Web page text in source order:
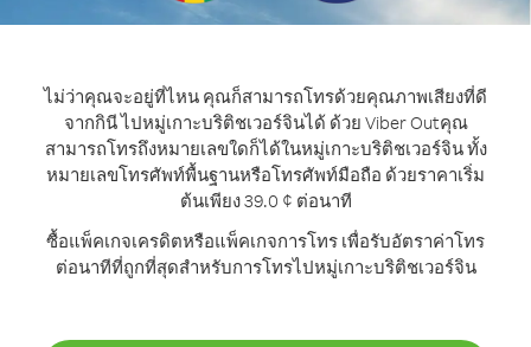
ไม่ว่าคุณจะอยู่ที่ไหน คุณก็สามารถโทรด้วยคุณภาพเสียงที่ดี
จากกินี ไปหมู่เกาะบริติชเวอร์จินได้ ด้วย Viber Outคุณ
สามารถโทรถึงหมายเลขใดก็ได้ในหมู่เกาะบริติชเวอร์จิน ทั้ง
หมายเลขโทรศัพท์พื้นฐานหรือโทรศัพท์มือถือ ด้วยราคาเริ่ม
ต้นเพียง 39.0 ¢ ต่อนาที
ซื้อแพ็คเกจเครดิตหรือแพ็คเกจการโทร เพื่อรับอัตราค่าโทร
ต่อนาทีที่ถูกที่สุดสำหรับการโทรไปหมู่เกาะบริติชเวอร์จิน